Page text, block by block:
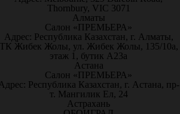
Thornbury, VIC 3071
Алматы
Салон «ПРЕМЬЕРА»
Адрес: Республика Казахстан, г. Алматы,
Жибек Жолы, ул. Жибек Жолы, 135/10а,
этаж 1, бутик А23а
Астана
Салон «ПРЕМЬЕРА»
Республика Казахстан, г. Астана, пр-
т. Мангилик Ел, 24
Астрахань